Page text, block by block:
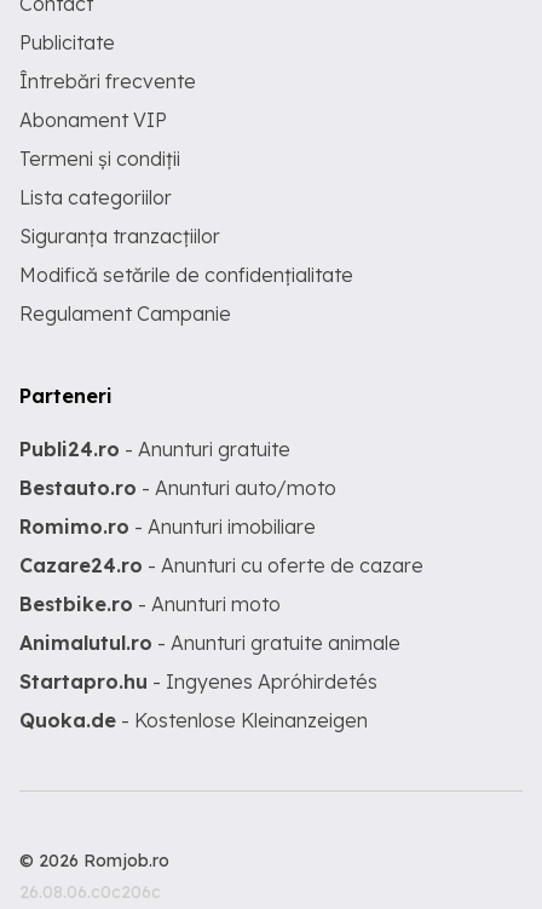
Publicitate
Întrebări frecvente
Abonament VIP
Termeni și condiții
Lista categoriilor
Siguranța tranzacțiilor
Modifică setările de confidențialitate
Regulament Campanie
Parteneri
Publi24.ro - Anunturi gratuite
Bestauto.ro - Anunturi auto/moto
Romimo.ro - Anunturi imobiliare
Cazare24.ro - Anunturi cu oferte de cazare
Bestbike.ro - Anunturi moto
Animalutul.ro - Anunturi gratuite animale
Startapro.hu - Ingyenes Apróhirdetés
Quoka.de - Kostenlose Kleinanzeigen
© 2026 Romjob.ro
26.08.06.c0c206c